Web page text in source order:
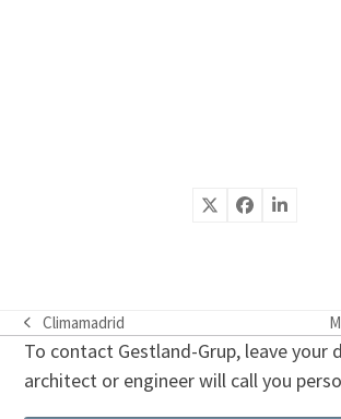
previous
post:
Climamadrid
To contact Gestland-Grup, leave your
architect or engineer will call you